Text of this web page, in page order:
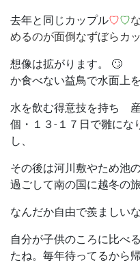
去年と同じカップル♡♡
めるのが面倒なずぼらカ
想像は拡がります。 🙄
か食べない益鳥で水面上
水を飲む得意技を持ち
個・１３-１７日で雛にな
し、
その後は河川敷やため池
過ごして南の国に越冬の
なんだか自由で羨ましい
自分が子供のころに比べ
たね。毎年待ってるから